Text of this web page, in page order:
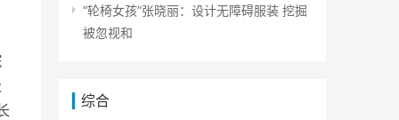
“轮椅女孩”张晓丽：设计无障碍服装 挖掘
被忽视和
综合